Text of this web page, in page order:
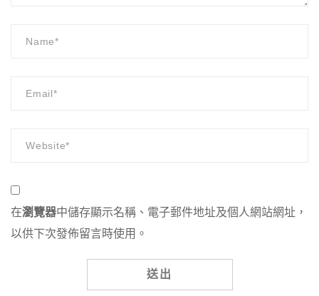
在瀏覽器中儲存顯示名稱、電子郵件地址及個人網站網址，
以供下次發佈留言時使用。